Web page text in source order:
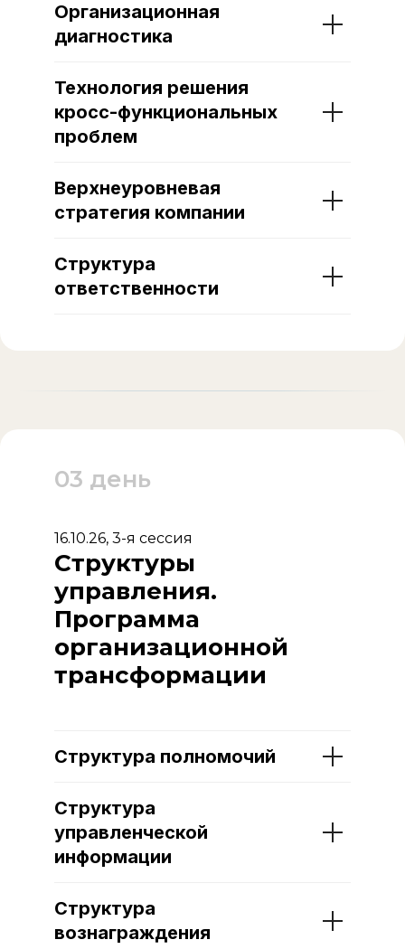
Организационная
диагностика
Технология решения
кросс-функциональных
проблем
Верхнеуровневая
стратегия компании
Структура
ответственности
03 день
16.10.26, 3-я сессия
Структуры
управления.
Программа
организационной
трансформации
Структура полномочий
Структура
управленческой
информации
Структура
вознаграждения